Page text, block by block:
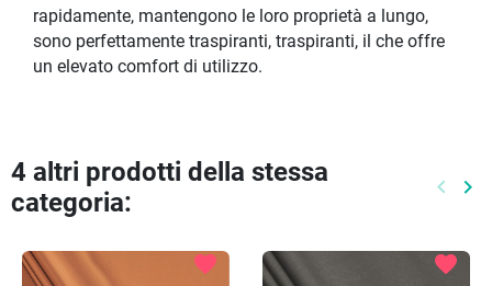
rapidamente, mantengono le loro proprietà a lungo,
sono perfettamente traspiranti, traspiranti, il che offre
un elevato comfort di utilizzo.
4 altri prodotti della stessa
categoria:
keyboard_arrow_left keyboard_arrow_right
favorite favorite